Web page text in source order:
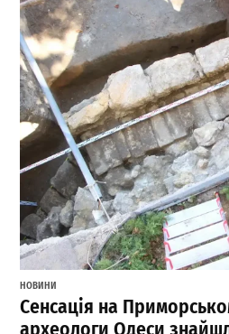
НОВИНИ
Сенсація на